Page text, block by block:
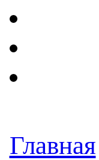
Главная